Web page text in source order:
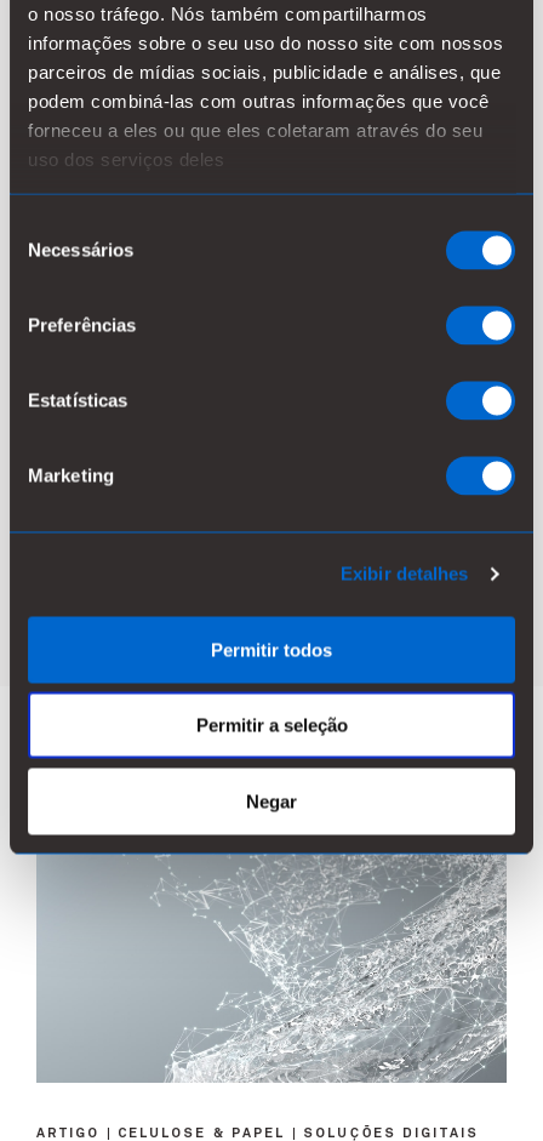
o nosso tráfego. Nós também compartilharmos
informações sobre o seu uso do nosso site com nossos
parceiros de mídias sociais, publicidade e análises, que
podem combiná-las com outras informações que você
forneceu a eles ou que eles coletaram através do seu
uso dos serviços deles
Necessários
Preferências
Estatísticas
Marketing
Exibir detalhes
Permitir todos
Permitir a seleção
Negar
processo
A Kemira KemConnect (TM) oferece a você uma
visibilidade completa de nossas aplicações
químicas, 24h por dia, 7 dias por semana.
Como coletamos dados constantemente, você
receberá as dicas atualizadas necessárias
problemas mais rapidamente, realizar uma
relação custo-benefício, além de ajudá-lo a
Novidades
ARTIGO CELULOSE & PAPEL SOLUÇÕES DIGITAIS